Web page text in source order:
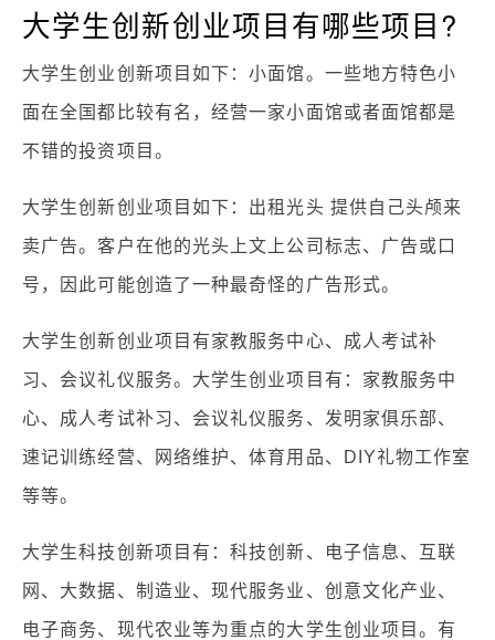
大学生创新创业项目有哪些项目?
大学生创业创新项目如下：小面馆。一些地方特色小
面在全国都比较有名，经营一家小面馆或者面馆都是
不错的投资项目。
大学生创新创业项目如下：出租光头 提供自己头颅来
卖广告。客户在他的光头上文上公司标志、广告或口
号，因此可能创造了一种最奇怪的广告形式。
大学生创新创业项目有家教服务中心、成人考试补
习、会议礼仪服务。大学生创业项目有：家教服务中
心、成人考试补习、会议礼仪服务、发明家俱乐部、
速记训练经营、网络维护、体育用品、DIY礼物工作室
等等。
大学生科技创新项目有：科技创新、电子信息、互联
网、大数据、制造业、现代服务业、创意文化产业、
电子商务、现代农业等为重点的大学生创业项目。有